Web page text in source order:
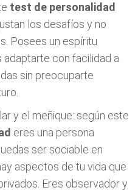
test de personalidad
los desafíos y no
Posees un espíritu
con facilidad a
sin preocuparte
y el meñique: según este
eres una persona
ser sociable en
aspectos de tu vida que
Eres observador y